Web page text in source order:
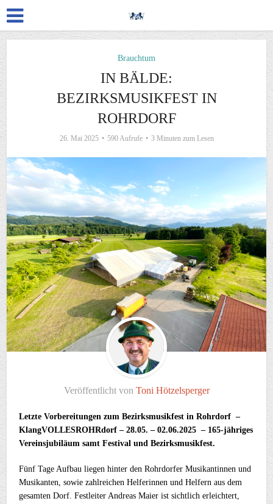
Brauchtum
IN BÄLDE:
BEZIRKSMUSIKFEST IN
ROHRDORF
26. Mai 2025 590 Aufrufe 3 Minuten zum Lesen
Veröffentlicht von Toni Hötzelsperger
Letzte Vorbereitungen zum Bezirksmusikfest in Rohrdorf –
KlangVOLLESROHRdorf – 28.05. – 02.06.2025 – 165-jähriges
Vereinsjubiläum samt Festival und Bezirksmusikfest.
Fünf Tage Aufbau liegen hinter den Rohrdorfer Musikantinnen und
Musikanten, sowie zahlreichen Helferinnen und Helfern aus dem
gesamten Dorf. Festleiter Andreas Maier ist sichtlich erleichtert,